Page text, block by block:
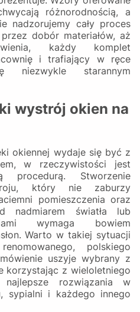
różnorodnością, a
nadzorujemy cały proces
dobór materiałów, aż
każdy komplet
i trafiający w ręce
niezwykle starannym
wystrój okien na
okiennej wydaje się być z
w rzeczywistości jest
procedurą. Stworzenie
który nie zaburzy
pomieszczenia oraz
nadmiarem światła lub
wymaga bowiem
Warto w takiej sytuacji
polskiego
uszyje wybrany z
korzystając z wieloletniego
najlepsze rozwiązania w
sypialni i każdego innego